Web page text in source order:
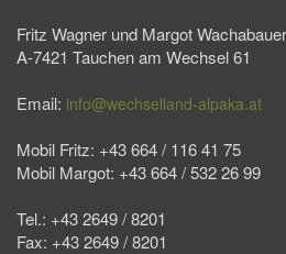
Fritz Wagner und Margot Wachabauer
A-7421 Tauchen am Wechsel 61
Email: info@wechselland-alpaka.at
Mobil Fritz: +43 664 / 116 41 75
Mobil Margot: +43 664 / 532 26 99
Tel.: +43 2649 / 8201
Fax: +43 2649 / 8201